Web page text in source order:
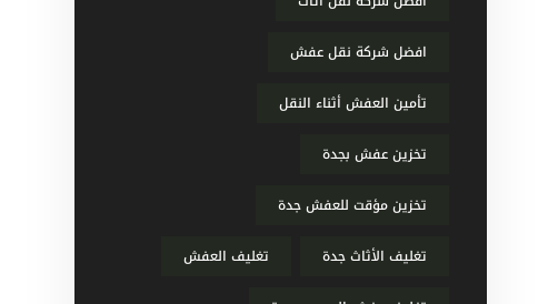
افضل شركة نقل عفش
تأمين العفش أثناء النقل
تخزين عفش بجدة
تخزين مؤقت للعفش جدة
تغليف الأثاث جدة تغليف العفش